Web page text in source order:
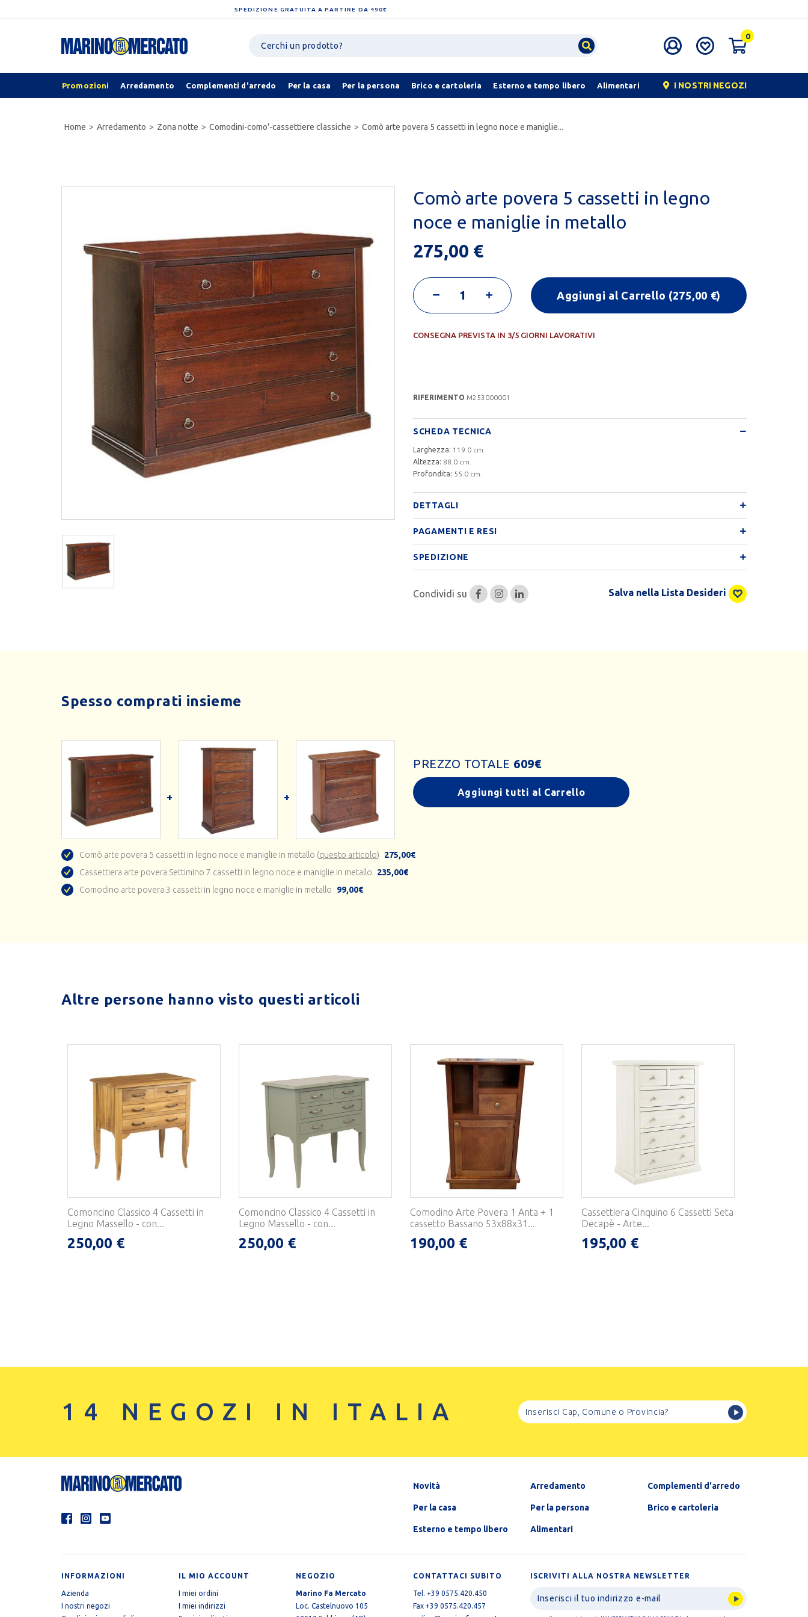
SPEDIZIONE GRATUITA A PARTIRE DA 490€
0
Promozioni Arredamento Complementi d'arredo Per la casa Per la persona Brico e cartoleria Esterno e tempo libero Alimentari I NOSTRI NEGOZI
Home Arredamento Zona notte Comodini-como'-cassettiere classiche Comò arte povera 5 cassetti in legno noce e maniglie...
Comò arte povera 5 cassetti in legno
noce e maniglie in metallo
275,00 €
Aggiungi al Carrello (275,00 €)
CONSEGNA PREVISTA IN 3/5 GIORNI LAVORATIVI
RIFERIMENTO M253000001
SCHEDA TECNICA
Larghezza: 119.0 cm.
Altezza: 88.0 cm.
Profondita: 55.0 cm.
DETTAGLI
PAGAMENTI E RESI
SPEDIZIONE
Condividi su Salva nella Lista Desideri
Spesso comprati insieme
PREZZO TOTALE 609€
Aggiungi tutti al Carrello
Comò arte povera 5 cassetti in legno noce e maniglie in metallo (questo articolo)
275,00€
Cassettiera arte povera Settimino 7 cassetti in legno noce e maniglie in metallo
235,00€
Comodino arte povera 3 cassetti in legno noce e maniglie in metallo
99,00€
Altre persone hanno visto questi articoli
Comoncino Classico 4 Cassetti in
Legno Massello - con...
250,00 €
Comoncino Classico 4 Cassetti in
Legno Massello - con...
250,00 €
Comodino Arte Povera 1 Anta + 1
cassetto Bassano 53x88x31...
190,00 €
Cassettiera Cinquino 6 Cassetti Seta
Decapè - Arte...
195,00 €
14 NEGOZI IN ITALIA
Novità Arredamento Complementi d'arredo
Per la casa Per la persona Brico e cartoleria
Esterno e tempo libero Alimentari
INFORMAZIONI
Azienda
I nostri negozi
IL MIO ACCOUNT
I miei ordini
I miei indirizzi
NEGOZIO
Marino Fa Mercato
Loc. Castelnuovo 105
CONTATTACI SUBITO
Tel. +39 0575.420.450
Fax +39 0575.420.457
ISCRIVITI ALLA NOSTRA NEWSLETTER